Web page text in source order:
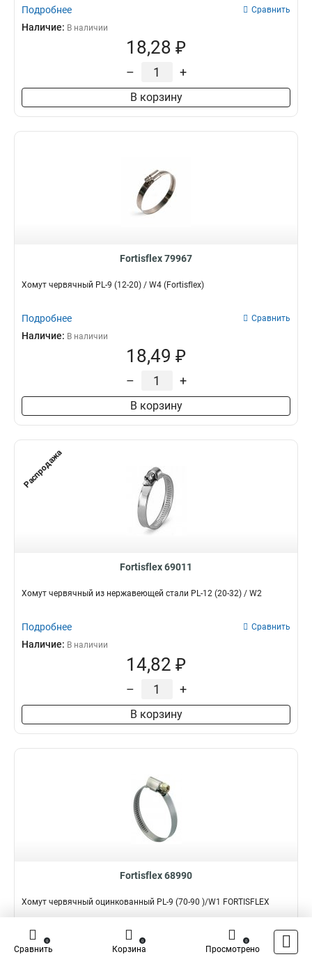
Подробнее Сравнить
Наличие: В наличии
18,28 ₽
– +
В корзину
Fortisflex 79967
Хомут червячный PL-9 (12-20) / W4 (Fortisflex)
Подробнее Сравнить
Наличие: В наличии
18,49 ₽
– +
В корзину
Распродажа
Fortisflex 69011
Хомут червячный из нержавеющей стали PL-12 (20-32) / W2
Подробнее Сравнить
Наличие: В наличии
14,82 ₽
– +
В корзину
Fortisflex 68990
Хомут червячный оцинкованный PL-9 (70-90 )/W1 FORTISFLEX
Подробнее Сравнить
Наличие:
Сравнить
0
Корзина
0
Просмотрено
0